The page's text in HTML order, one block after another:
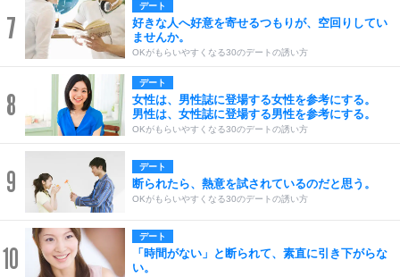
7
デート
好きな人へ好意を寄せるつもりが、空回りしてい
ませんか。
OKがもらいやすくなる30のデートの誘い方
8
デート
女性は、男性誌に登場する女性を参考にする。
男性は、女性誌に登場する男性を参考にする。
OKがもらいやすくなる30のデートの誘い方
9 デート
断られたら、熱意を試されているのだと思う。
OKがもらいやすくなる30のデートの誘い方
10
デート
「時間がない」と断られて、素直に引き下がらな
い。